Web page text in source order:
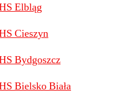
Elbląg
Cieszyn
Bydgoszcz
Bielsko Biała